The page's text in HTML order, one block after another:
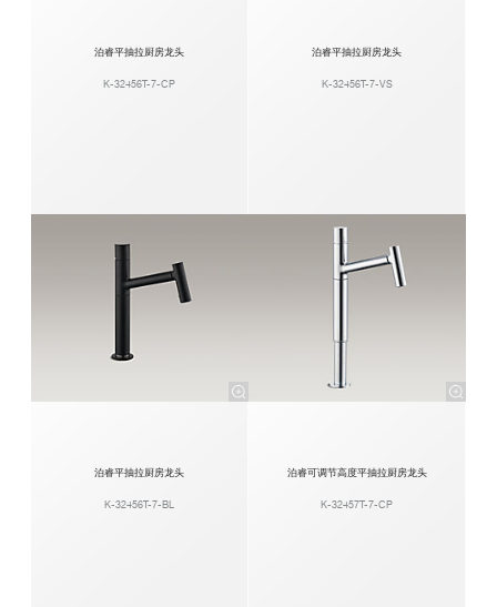
泊睿平抽拉厨房龙头
K-32456T-7-CP
泊睿平抽拉厨房龙头
K-32456T-7-VS
泊睿平抽拉厨房龙头
K-32456T-7-BL
泊睿可调节高度平抽拉厨房龙头
K-32457T-7-CP